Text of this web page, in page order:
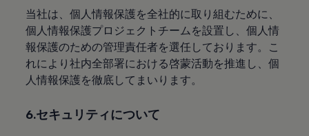
当社は、個人情報保護を全社的に取り組むために、
個人情報保護プロジェクトチームを設置し、個人情
報保護のための管理責任者を選任しております。こ
れにより社内全部署における啓蒙活動を推進し、個
人情報保護を徹底してまいります。
6.セキュリティについて